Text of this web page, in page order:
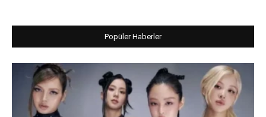
Popüler Haberler